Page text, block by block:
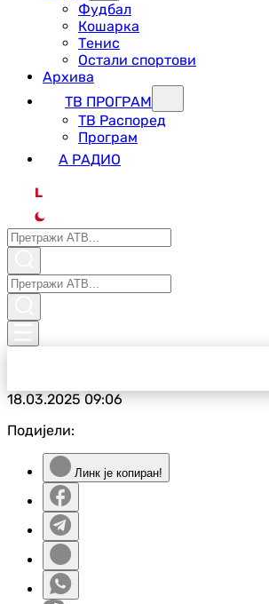
Фудбал
Кошарка
Тенис
Остали спортови
Архива
ТВ ПРОГРАМ
ТВ Распоред
Програм
А РАДИО
L
18.03.202509:06
Подијели:
Линк је копиран!